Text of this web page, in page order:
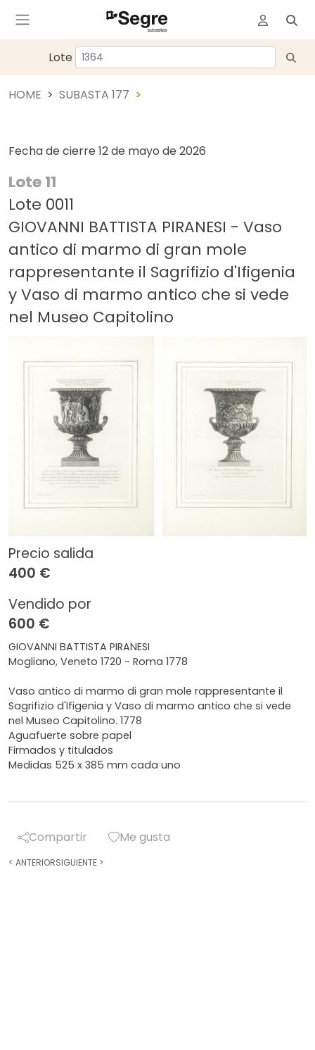
Lote
HOME SUBASTA 177
Fecha de cierre 12 de mayo de 2026
Lote 11
Lote 0011
GIOVANNI BATTISTA PIRANESI - Vaso
antico di marmo di gran mole
rappresentante il Sagrifizio d'Ifigenia
y Vaso di marmo antico che si vede
nel Museo Capitolino
Precio salida
400 €
Vendido por
600 €
GIOVANNI BATTISTA PIRANESI
Mogliano, Veneto 1720 - Roma 1778
Vaso antico di marmo di gran mole rappresentante il
Sagrifizio d'Ifigenia y Vaso di marmo antico che si vede
nel Museo Capitolino. 1778
Aguafuerte sobre papel
Firmados y titulados
Medidas 525 x 385 mm cada uno
Compartir Me gusta
< ANTERIORSIGUIENTE >